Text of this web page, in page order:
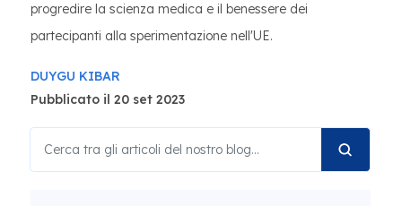
progredire la scienza medica e il benessere dei
partecipanti alla sperimentazione nell'UE.
DUYGU KIBAR
Pubblicato il 20 set 2023